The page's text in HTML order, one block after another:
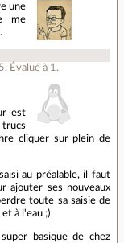
une
me
. Évalué à 1 .
est
cliquer sur plein de
au préalable, il faut
ajouter ses nouveaux
toute sa saisie de
à l'eau ;)
basique de chez